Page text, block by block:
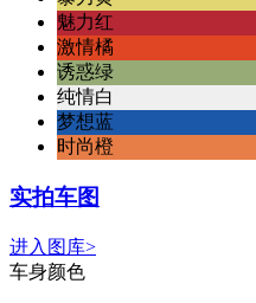
魅力红
激情橘
诱惑绿
纯情白
梦想蓝
时尚橙
实拍车图
进入图库>
车身颜色